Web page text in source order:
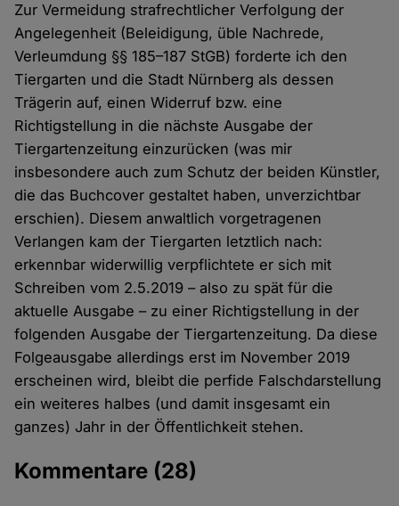
Zur Vermeidung strafrechtlicher Verfolgung der
Angelegenheit (Beleidigung, üble Nachrede,
Verleumdung §§ 185–187 StGB) forderte ich den
Tiergarten und die Stadt Nürnberg als dessen
Trägerin auf, einen Widerruf bzw. eine
Richtigstellung in die nächste Ausgabe der
Tiergartenzeitung einzurücken (was mir
insbesondere auch zum Schutz der beiden Künstler,
die das Buchcover gestaltet haben, unverzichtbar
erschien). Diesem anwaltlich vorgetragenen
Verlangen kam der Tiergarten letztlich nach:
erkennbar widerwillig verpflichtete er sich mit
Schreiben vom 2.5.2019 – also zu spät für die
aktuelle Ausgabe – zu einer Richtigstellung in der
folgenden Ausgabe der Tiergartenzeitung. Da diese
Folgeausgabe allerdings erst im November 2019
erscheinen wird, bleibt die perfide Falschdarstellung
ein weiteres halbes (und damit insgesamt ein
ganzes) Jahr in der Öffentlichkeit stehen.
Kommentare (28)